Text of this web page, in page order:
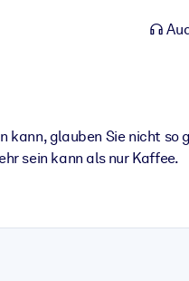
glauben Sie nicht so
sein kann als nur Kaffee.